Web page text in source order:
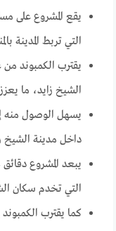
يقع المشروع على
التي تربط المدينة
يقترب الكمبوند من
الشيخ زايد، ما
يسهل الوصول منه
داخل مدينة
يبعد المشروع
التي تخدم سكان
كما يقترب